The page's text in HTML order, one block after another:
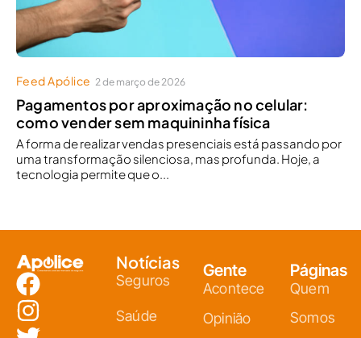
Feed Apólice 2 de março de 2026
Pagamentos por aproximação no celular:
como vender sem maquininha física
A forma de realizar vendas presenciais está passando por
uma transformação silenciosa, mas profunda. Hoje, a
tecnologia permite que o...
Notícias
Seguros
Saúde
Gente
Acontece
Opinião
Páginas
Quem
Somos